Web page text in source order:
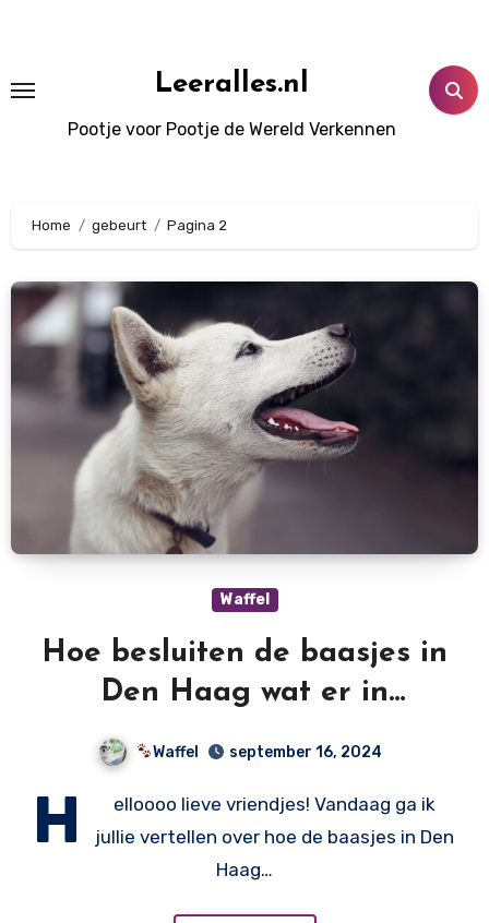
Leeralles.nl
Pootje voor Pootje de Wereld Verkennen
Home gebeurt Pagina 2
Waffel
Hoe besluiten de baasjes in
Den Haag wat er in
Nederland gebeurt?
Waffel september 16, 2024
H
elloooo lieve vriendjes! Vandaag ga ik
jullie vertellen over hoe de baasjes in Den
Haag…